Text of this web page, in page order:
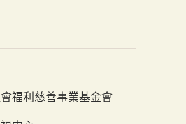
福利慈善事業基金會